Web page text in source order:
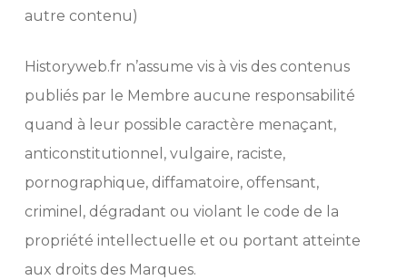
autre contenu)
Historyweb.fr n’assume vis à vis des contenus
publiés par le Membre aucune responsabilité
quand à leur possible caractère menaçant,
anticonstitutionnel, vulgaire, raciste,
pornographique, diffamatoire, offensant,
criminel, dégradant ou violant le code de la
propriété intellectuelle et ou portant atteinte
aux droits des Marques.